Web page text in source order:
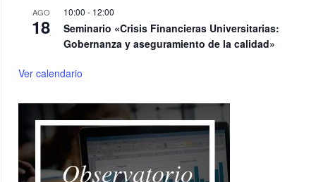
AGO
18
10:00 - 12:00
Seminario «Crisis Financieras Universitarias:
Gobernanza y aseguramiento de la calidad»
Ver calendario